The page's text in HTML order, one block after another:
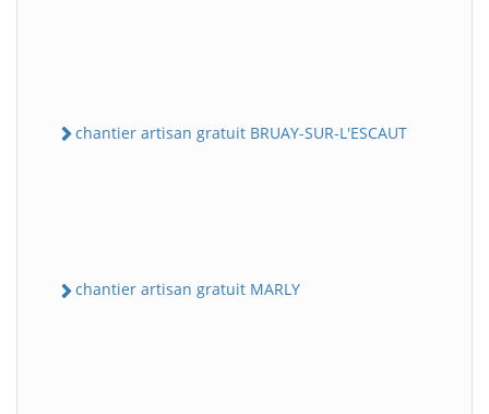
chantier artisan gratuit BRUAY-SUR-L'ESCAUT
chantier artisan gratuit MARLY